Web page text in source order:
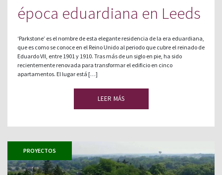
época eduardiana en Leeds
‘Parkstone’ es el nombre de esta elegante residencia de la era eduardiana,
que es como se conoce en el Reino Unido al periodo que cubre el reinado de
Eduardo VII, entre 1901 y 1910. Tras más de un siglo en pie, ha sido
recientemente renovada para transformar el edificio en cinco
apartamentos. El lugar está […]
LEER MÁS
PROYECTOS